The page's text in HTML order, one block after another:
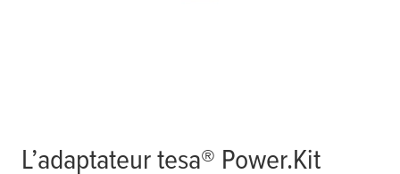
L’adaptateur tesa® Power.Kit